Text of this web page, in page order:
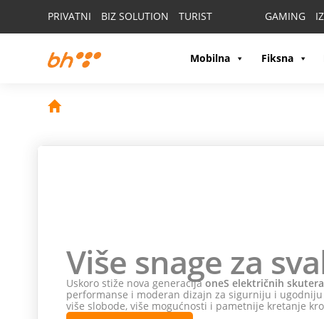
PRIVATNI BIZ SOLUTION TURIST GAMING
Mobilna Fiksna
Ne propusti
poklone!
OdaberiHONOR 600 ili HONOR 600 Proi na poklon
Odaberi HONOR Magic 8 Pro i na poklon dobijaš